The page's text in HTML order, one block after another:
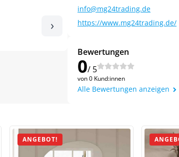
›
info@mg24trading.de
https://www.mg24trading.de/
Bewertungen
0/ 5
von 0 Kund:innen
Alle Bewertungen anzeigen
ANGEBOT!